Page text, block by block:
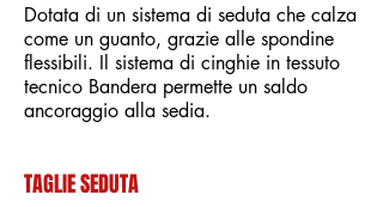
Dotata di un sistema di seduta che calza
come un guanto, grazie alle spondine
flessibili. Il sistema di cinghie in tessuto
tecnico Bandera permette un saldo
ancoraggio alla sedia.
TAGLIE SEDUTA